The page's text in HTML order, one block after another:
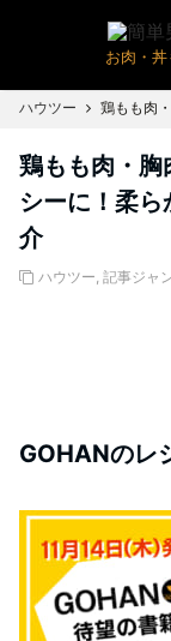
お肉・
ハウツー
鶏もも肉・胸
シーに！柔
介
ハウツー, 記事ジャ
GOHANのレ